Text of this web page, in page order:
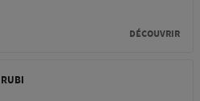
DÉCOUVRIR
RUBI